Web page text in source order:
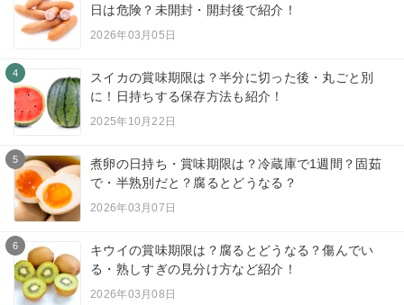
日は危険？未開封・開封後で紹介！
2026年03月05日
4
スイカの賞味期限は？半分に切った後・丸ごと別
に！日持ちする保存方法も紹介！
2025年10月22日
5
煮卵の日持ち・賞味期限は？冷蔵庫で1週間？固茹
で・半熟別だと？腐るとどうなる？
2026年03月07日
6
キウイの賞味期限は？腐るとどうなる？傷んでい
る・熟しすぎの見分け方など紹介！
2026年03月08日